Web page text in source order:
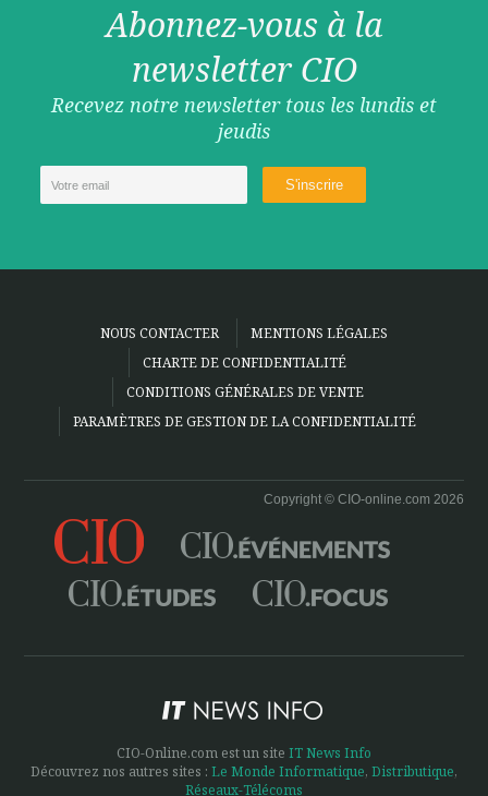
Abonnez-vous à la
newsletter CIO
Recevez notre newsletter tous les lundis et
jeudis
NOUS CONTACTER
MENTIONS LÉGALES
CHARTE DE CONFIDENTIALITÉ
CONDITIONS GÉNÉRALES DE VENTE
PARAMÈTRES DE GESTION DE LA CONFIDENTIALITÉ
Copyright © CIO-online.com 2026
CIO-Online.com est un site IT News Info
Découvrez nos autres sites : Le Monde Informatique, Distributique,
Réseaux-Télécoms